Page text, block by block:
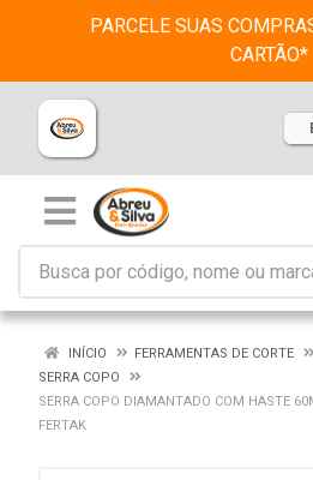
PARCELE SUAS
CARTÃO*
INÍCIO
FERRAMENTAS DE CORTE
SERRA COPO
SERRA COPO DIAMANTADO COM HASTE
FERTAK